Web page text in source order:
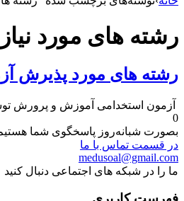
رشته های مورد
رشته های مورد پذیرش
آزمون استخدامی آموزش و پرورش توسط سازمان سنجش
0
بصورت شبانه‌روز پاسخگوی شما
در قسمت تماس با ما
medusoal@gmail.com
ما را در شبکه های اجتماعی دنبال کنید